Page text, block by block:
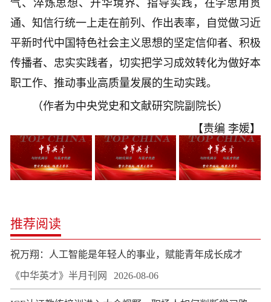
气、淬炼思想、升华境界、指导实践，在学思用贯
通、知信行统一上走在前列、作出表率，自觉做习近
平新时代中国特色社会主义思想的坚定信仰者、积极
传播者、忠实实践者，切实把学习成效转化为做好本
职工作、推动事业高质量发展的生动实践。
（作者为中央党史和文献研究院副院长）
【责编 李媛】
推荐阅读
祝万翔：人工智能是年轻人的事业，赋能青年成长成才
《中华英才》半月刊网 2026-08-06